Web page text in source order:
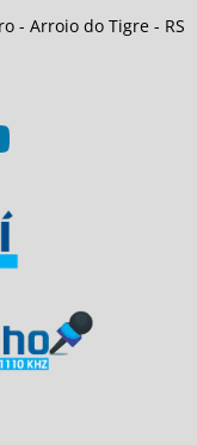
- Arroio do Tigre - RS